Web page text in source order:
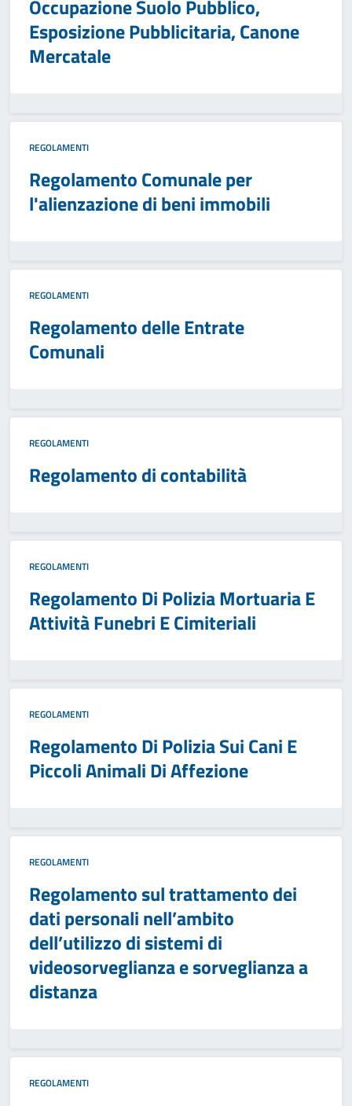
Occupazione Suolo Pubblico,
Esposizione Pubblicitaria, Canone
Mercatale
REGOLAMENTI
Regolamento Comunale per
l'alienzazione di beni immobili
REGOLAMENTI
Regolamento delle Entrate
Comunali
REGOLAMENTI
Regolamento di contabilità
REGOLAMENTI
Regolamento Di Polizia Mortuaria E
Attività Funebri E Cimiteriali
REGOLAMENTI
Regolamento Di Polizia Sui Cani E
Piccoli Animali Di Affezione
REGOLAMENTI
Regolamento sul trattamento dei
dati personali nell’ambito
dell’utilizzo di sistemi di
videosorveglianza e sorveglianza a
distanza
REGOLAMENTI